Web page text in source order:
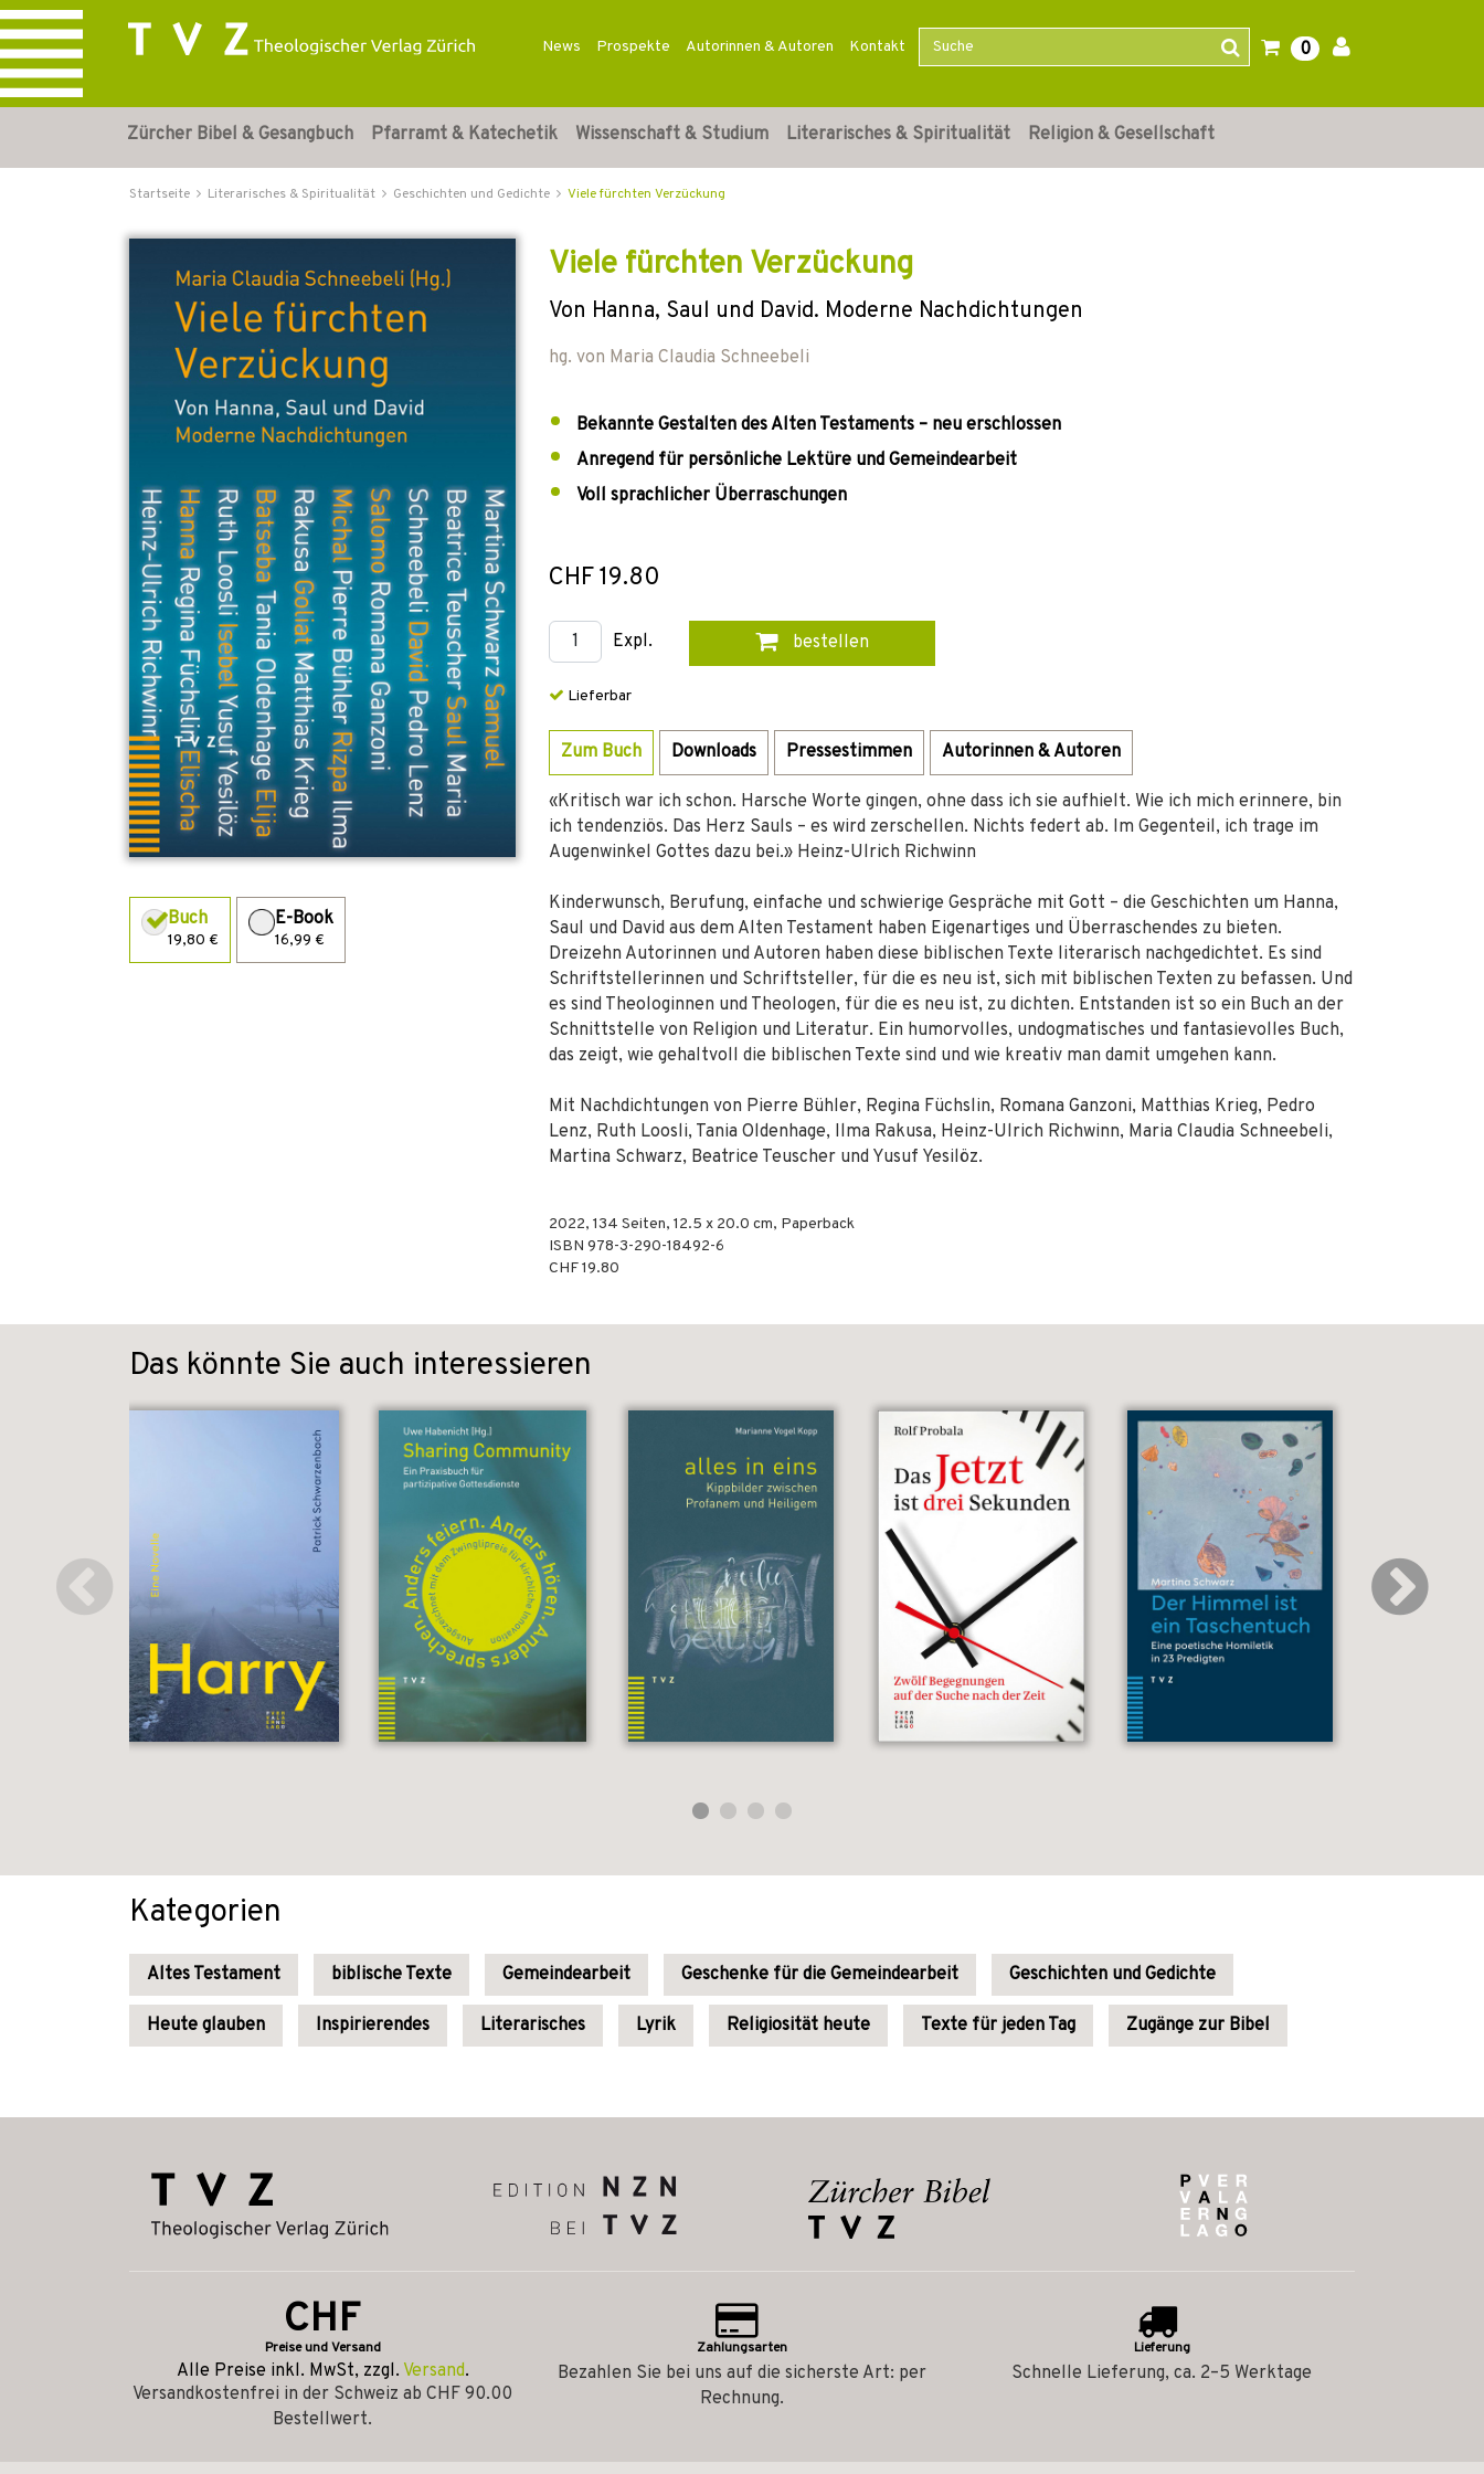
News Prospekte Autorinnen & Autoren Kontakt 0
Zürcher Bibel & Gesangbuch Pfarramt & Katechetik Wissenschaft & Studium Literarisches & Spiritualität Religion & Gesellschaft
Startseite Literarisches & Spiritualität Geschichten und Gedichte Viele fürchten Verzückung
Buch
19,80 €
E-Book
16,99 €
Viele fürchten Verzückung
Von Hanna, Saul und David. Moderne Nachdichtungen
hg. von Maria Claudia Schneebeli
Bekannte Gestalten des Alten Testaments – neu erschlossen
Anregend für persönliche Lektüre und Gemeindearbeit
Voll sprachlicher Überraschungen
CHF 19.80
Expl. bestellen
Lieferbar
Zum Buch Downloads Pressestimmen Autorinnen & Autoren
«Kritisch war ich schon. Harsche Worte gingen, ohne dass ich sie aufhielt. Wie ich mich erinnere, bin
ich tendenziös. Das Herz Sauls – es wird zerschellen. Nichts federt ab. Im Gegenteil, ich trage im
Augenwinkel Gottes dazu bei.» Heinz-Ulrich Richwinn
Kinderwunsch, Berufung, einfache und schwierige Gespräche mit Gott – die Geschichten um Hanna,
Saul und David aus dem Alten Testament haben Eigenartiges und Überraschendes zu bieten.
Dreizehn Autorinnen und Autoren haben diese biblischen Texte literarisch nachgedichtet. Es sind
Schriftstellerinnen und Schriftsteller, für die es neu ist, sich mit biblischen Texten zu befassen. Und
es sind Theologinnen und Theologen, für die es neu ist, zu dichten. Entstanden ist so ein Buch an der
Schnittstelle von Religion und Literatur. Ein humorvolles, undogmatisches und fantasievolles Buch,
das zeigt, wie gehaltvoll die biblischen Texte sind und wie kreativ man damit umgehen kann.
Mit Nachdichtungen von Pierre Bühler, Regina Füchslin, Romana Ganzoni, Matthias Krieg, Pedro
Lenz, Ruth Loosli, Tania Oldenhage, Ilma Rakusa, Heinz-Ulrich Richwinn, Maria Claudia Schneebeli,
Martina Schwarz, Beatrice Teuscher und Yusuf Yesilöz.
2022, 134 Seiten, 12.5 x 20.0 cm, Paperback
ISBN 978-3-290-18492-6
CHF 19.80
Das könnte Sie auch interessieren
Kategorien
Altes Testament biblische Texte Gemeindearbeit Geschenke für die Gemeindearbeit Geschichten und Gedichte
Heute glauben Inspirierendes Literarisches Lyrik Religiosität heute Texte für jeden Tag Zugänge zur Bibel
CHF
Preise und Versand
Alle Preise inkl. MwSt, zzgl. Versand.
Versandkostenfrei in der Schweiz ab CHF 90.00
Bestellwert.
Zahlungsarten
Bezahlen Sie bei uns auf die sicherste Art: per
Rechnung.
Lieferung
Schnelle Lieferung, ca. 2–5 Werktage